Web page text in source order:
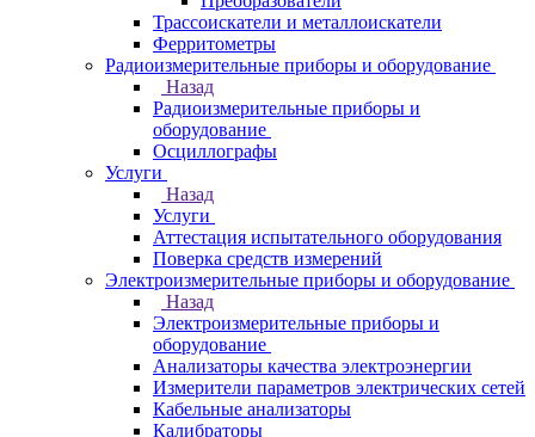
Трассоискатели и металлоискатели
Ферритометры
Радиоизмерительные приборы и оборудование
Назад
Радиоизмерительные приборы и
оборудование
Осциллографы
Услуги
Назад
Услуги
Аттестация испытательного оборудования
Поверка средств измерений
Электроизмерительные приборы и оборудование
Назад
Электроизмерительные приборы и
оборудование
Анализаторы качества электроэнергии
Измерители параметров электрических сетей
Кабельные анализаторы
Калибраторы